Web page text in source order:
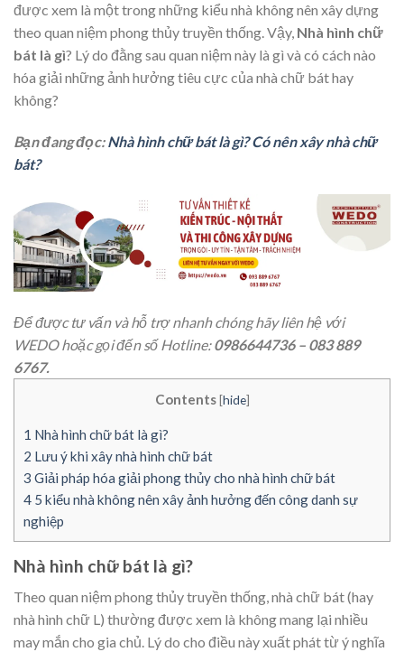
được xem là một trong những kiểu nhà không nên xây dựng
theo quan niệm phong thủy truyền thống. Vậy, Nhà hình chữ
bát là gì? Lý do đằng sau quan niệm này là gì và có cách nào
hóa giải những ảnh hưởng tiêu cực của nhà chữ bát hay
không?
Bạn đang đọc:Nhà hình chữ bát là gì? Có nên xây nhà chữ
bát?
Để được tư vấn và hỗ trợ nhanh chóng hãy liên hệ với
WEDO hoặc gọi đến số Hotline:0986644736 – 083 889
6767.
Contents [hide]
1 Nhà hình chữ bát là gì?
2 Lưu ý khi xây nhà hình chữ bát
3 Giải pháp hóa giải phong thủy cho nhà hình chữ bát
4 5 kiểu nhà không nên xây ảnh hưởng đến công danh sự
nghiệp
Nhà hình chữ bát là gì?
Theo quan niệm phong thủy truyền thống, nhà chữ bát (hay
nhà hình chữ L) thường được xem là không mang lại nhiều
may mắn cho gia chủ. Lý do cho điều này xuất phát từ ý nghĩa